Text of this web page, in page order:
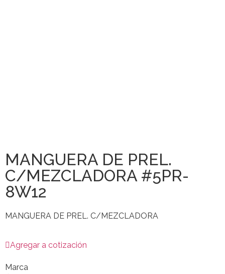
MANGUERA DE PREL.
C/MEZCLADORA #5PR-
8W12
MANGUERA DE PREL. C/MEZCLADORA
Agregar a cotización
Marca